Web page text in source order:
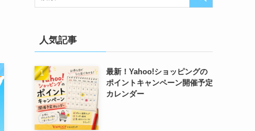
人気記事
最新！Yahoo!ショッピングの
ポイントキャンペーン開催予定
カレンダー